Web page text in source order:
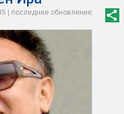
| последнее обновление: